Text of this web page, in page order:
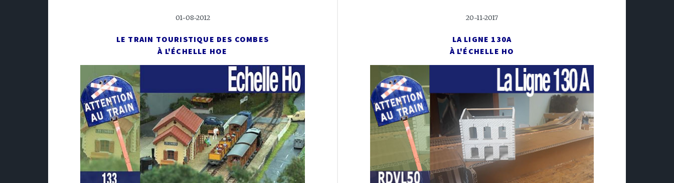
01-08-2012
LE TRAIN TOURISTIQUE DES COMBES
À L'ÉCHELLE HOE
20-11-2017
LA LIGNE 130A
À L'ÉCHELLE HO